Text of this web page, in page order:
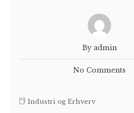
By admin
No Comments
Industri og Erhverv